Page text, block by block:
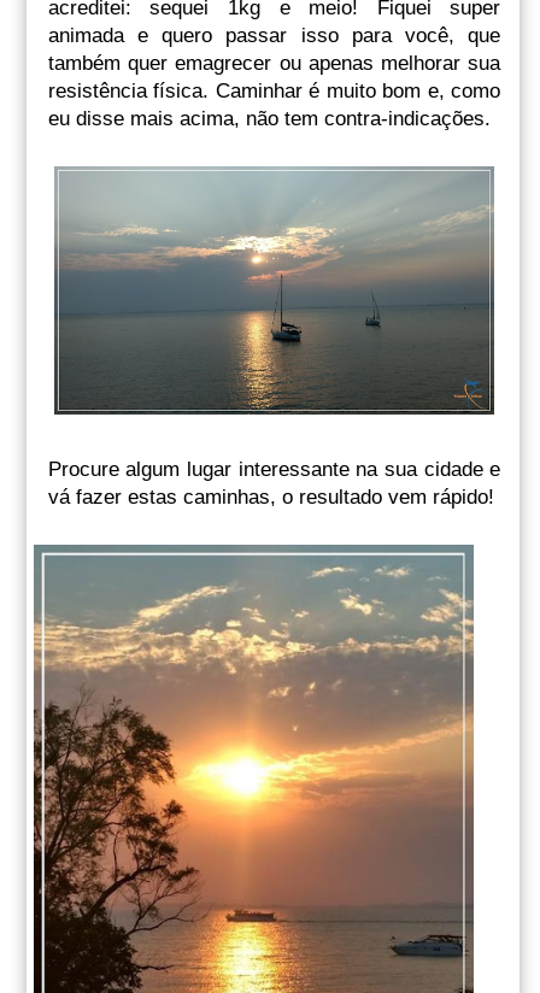
acreditei: sequei 1kg e meio! Fiquei super
animada e quero passar isso para você, que
também quer emagrecer ou apenas melhorar sua
resistência física. Caminhar é muito bom e, como
eu disse mais acima, não tem contra-indicações.
Procure algum lugar interessante na sua cidade e
vá fazer estas caminhas, o resultado vem rápido!